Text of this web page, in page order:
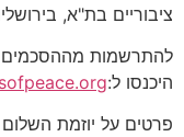
ציבוריים בת"א,
להתרשמות מההסכמים
היכנסו ל:
פרטים על יוזמת